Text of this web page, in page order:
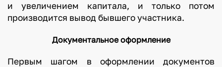
и увеличением капитала, и только потом
производится вывод бывшего участника.
Документальное оформление
Первым шагом в оформлении документов